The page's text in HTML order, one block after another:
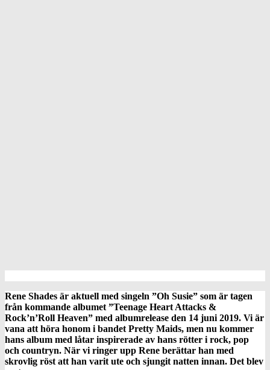
Rene Shades är aktuell med singeln ”Oh Susie” som är tagen
från kommande albumet ”Teenage Heart Attacks &
Rock’n’Roll Heaven” med albumrelease den 14 juni 2019. Vi är
vana att höra honom i bandet Pretty Maids, men nu kommer
hans album med låtar inspirerade av hans rötter i rock, pop
och countryn. När vi ringer upp Rene berättar han med
skrovlig röst att han varit ute och sjungit natten innan. Det blev